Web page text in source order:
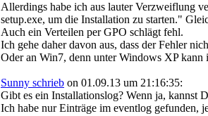
Allerdings habe ich aus lauter Verzweiflung
setup.exe, um die Installation zu starten."
Auch ein Verteilen per GPO schlägt fehl.
Ich gehe daher davon aus, dass der Fehler
Oder an Win7, denn unter Windows XP
Sunny schrieb on 01.09.13 um 21:16:35:
Gibt es ein Installationslog? Wenn ja, kannst
Ich habe nur Einträge im eventlog gefunden,